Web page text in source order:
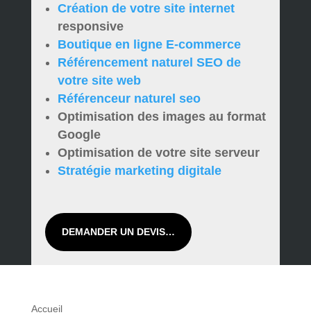
Création de votre site internet
responsive
Boutique en ligne E-commerce
Référencement naturel SEO de
votre site web
Référenceur naturel seo
Optimisation des images au format
Google
Optimisation de votre site serveur
Stratégie marketing digitale
DEMANDER UN DEVIS…
Accueil